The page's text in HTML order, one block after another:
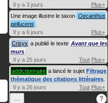
Il y a 3 jours
Plus+
Une image illustre le taxon Oecanthus
pellucens
Il y a 6 jours
Plus+
Crisyx a publié le texte Avant que les
murs
Il y a 25 jours
Tout Plus+
addictionnaire a lancé le sujet Filtrage
thématique des citations littéraires
Il y a 26 jours
Tout Plus+
… ?